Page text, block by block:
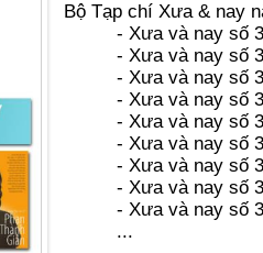
Bộ Tạp chí Xưa & nay
- Xưa và nay số
- Xưa và nay số
- Xưa và nay số
- Xưa và nay số
- Xưa và nay số
- Xưa và nay số
- Xưa và nay số
- Xưa và nay số
- Xưa và nay số
...